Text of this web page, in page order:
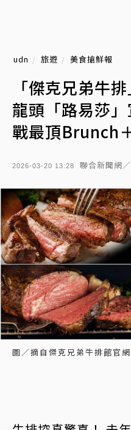
udn 旅遊 美食搶鮮報
「傑克兄弟牛
龍頭「路易莎
戰最頂Brunch
2026-03-20 13:28 聯合新聞網
圖／摘自傑克兄弟牛排館官